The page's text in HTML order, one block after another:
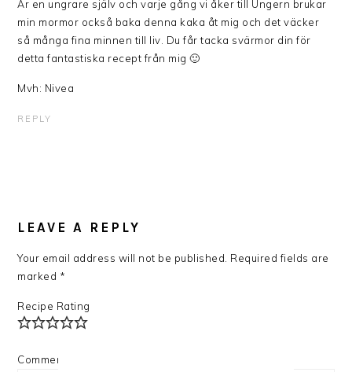
Är en ungrare själv och varje gång vi åker till Ungern brukar
min mormor också baka denna kaka åt mig och det väcker
så många fina minnen till liv. Du får tacka svärmor din för
detta fantastiska recept från mig 🙂
Mvh: Nivea
REPLY
LEAVE A REPLY
Your email address will not be published. Required fields are
marked *
Recipe Rating
Comment